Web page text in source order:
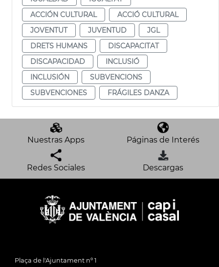
ACCIÓN CULTURAL
ACCIÓ CULTURAL
JOVENTUT
JUVENTUD
JGL
DRETS HUMANS
DISCAPACITAT
DISCAPACIDAD
INCLUSIÓ
INCLUSIÓN
SUBVENCIONS
SUBVENCIONES
FRÁGILES DANZA
Nuestras Apps Páginas de Interés
Redes Sociales Descargas
Plaça de l'Ajuntament nº 1